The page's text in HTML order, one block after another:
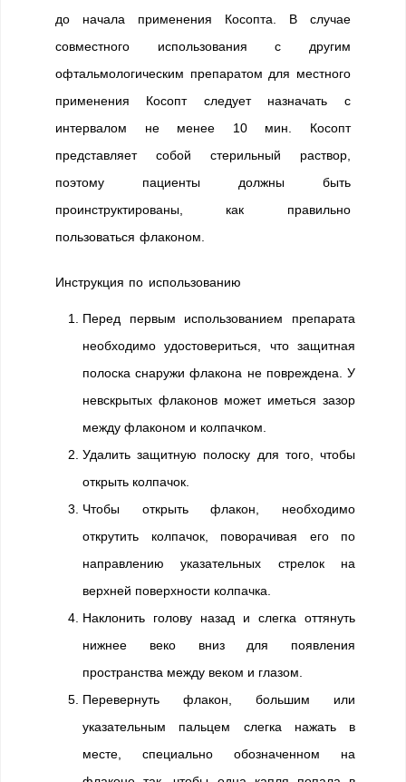
до начала применения Косопта. В случае
совместного использования с другим
офтальмологическим препаратом для местного
применения Косопт следует назначать с
интервалом не менее 10 мин. Косопт
представляет собой стерильный раствор,
поэтому пациенты должны быть
проинструктированы, как правильно
пользоваться флаконом.
Инструкция по использованию
Перед первым использованием препарата
необходимо удостовериться, что защитная
полоска снаружи флакона не повреждена. У
невскрытых флаконов может иметься зазор
между флаконом и колпачком.
Удалить защитную полоску для того, чтобы
открыть колпачок.
Чтобы открыть флакон, необходимо
открутить колпачок, поворачивая его по
направлению указательных стрелок на
верхней поверхности колпачка.
Наклонить голову назад и слегка оттянуть
нижнее веко вниз для появления
пространства между веком и глазом.
Перевернуть флакон, большим или
указательным пальцем слегка нажать в
месте, специально обозначенном на